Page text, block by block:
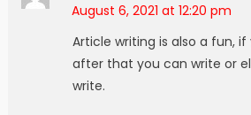
August 6, 2021 at 12:20 pm
Article writing is also a fun,
after that you can write or
write.